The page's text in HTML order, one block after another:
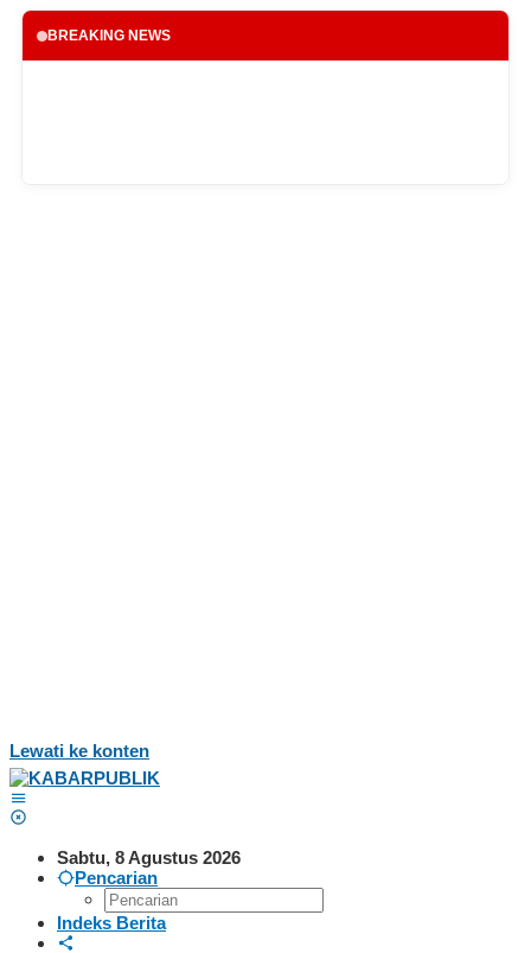
BREAKING NEWS
Lewati ke konten
Sabtu, 8 Agustus 2026
Pencarian
Indeks Berita